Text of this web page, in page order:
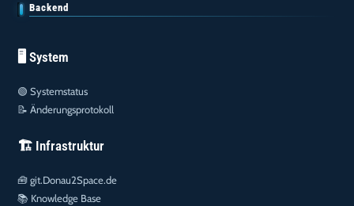
Backend
🖥️ System
🟢Systemstatus
📝Änderungsprotokoll
🏗️ Infrastruktur
🧰git.Donau2Space.de
📚 Knowledge Base